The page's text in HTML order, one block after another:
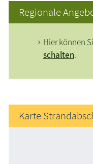
Regionale
Hier können
schalten.
Karte